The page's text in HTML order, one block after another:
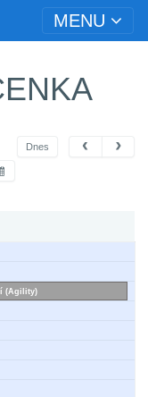
MENU
Dnes
(Agility)